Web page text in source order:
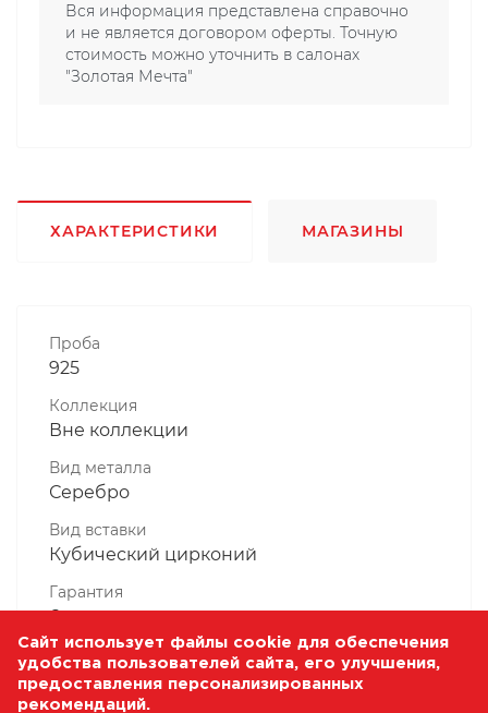
Вся информация представлена справочно
и не является договором оферты. Точную
стоимость можно уточнить в салонах
"Золотая Мечта"
ХАРАКТЕРИСТИКИ МАГАЗИНЫ
Проба
925
Коллекция
Вне коллекции
Вид металла
Серебро
Вид вставки
Кубический цирконий
Гарантия
6 месяцев
Комплектность, шт
1 Штука
Сайт использует файлы cookie для обеспечения
удобства пользователей сайта, его улучшения,
предоставления персонализированных
рекомендаций.